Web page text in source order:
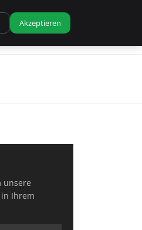
unsere
Ihrem
Akzeptieren